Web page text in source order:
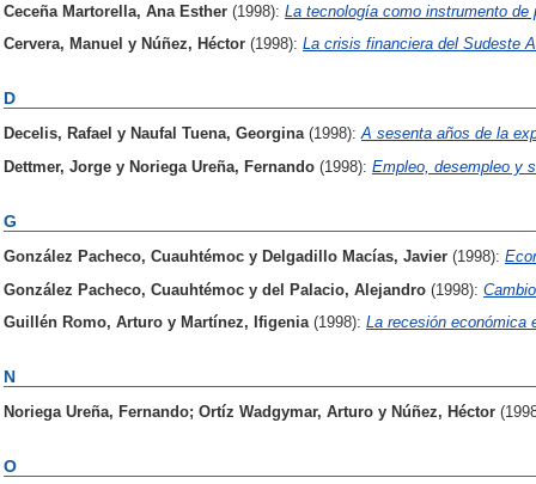
Ceceña Martorella, Ana Esther (1998): La tecnología como instrumento de
Cervera, Manuel y Núñez, Héctor (1998): La crisis financiera del Sudeste
D
Decelis, Rafael y Naufal Tuena, Georgina (1998):A sesenta años de la
Dettmer, Jorge y Noriega Ureña, Fernando (1998): Empleo, desempleo y
G
González Pacheco, Cuauhtémoc y Delgadillo Macías, Javier (1998):
González Pacheco, Cuauhtémoc y del Palacio, Alejandro (1998):
Guillén Romo, Arturo y Martínez, Ifigenia (1998): La recesión económica
N
Noriega Ureña, Fernando; Ortíz Wadgymar, Arturo y Núñez, Héctor
O